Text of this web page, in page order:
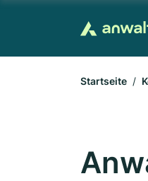
Startseite